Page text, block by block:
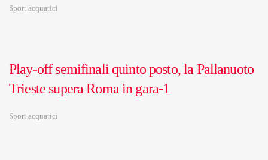
Sport acquatici
Play-off semifinali quinto posto, la Pallanuoto
Trieste supera Roma in gara-1
Sport acquatici